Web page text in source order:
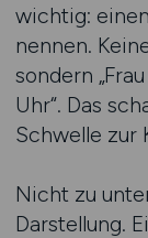
wichtig:
nennen.
sondern
Uhr“. Das
Schwelle zur
Nicht zu
Darstellung.